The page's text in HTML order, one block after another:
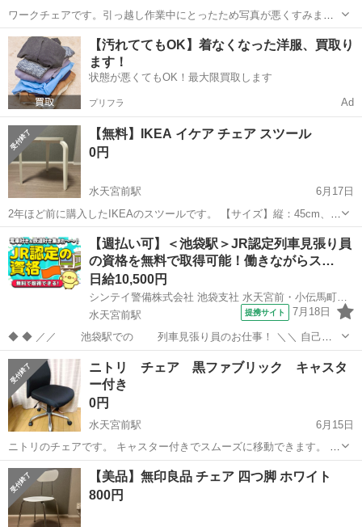
ワークチェアです。引っ越し作業中にとったため写真が悪くすみませ
ん。
東京 江東区 水天宮前駅 椅子
【汚れててもOK】着なくなった洋服、買取り
ます！
状態が悪くてもOK！最大限買取します
プリフラ Ad
【無料】IKEA イケア チェア スツール
0円
水天宮前駅
6月17日
2年ほど前に購入したIKEAのスツールです。 【サイズ】縦：45cm、
横：36cm （大体の目安として参考にして下さい。） 【傷などの状
態】1箇所小さな傷があります。 お写真3枚目、5枚目をご確認くださ
い。 【アピールポイン...
東京 中央区 水天宮前駅 椅子
【週払い可】＜池袋駅＞JR認定列車見張り員
の資格を無料で取得可能！働きながらス…
日給10,500円
シンテイ警備株式会社 池袋支社 水天宮前・小伝馬町・銀座一丁目(24)エリア/A3203200108
水天宮前駅
提携サイト 7月18日
◆ ◆ ／／ 池袋駅での 列車見張り員のお仕事！ ＼＼ 自己負
担０で資格を取得しよう！ 未経験からプロの「列車見張り員」に なり
ませんか？ ※資格取得までは 交通誘導などのお仕事をお願いしま
す※ 資格を...
東京 中央区 水天宮前駅 警備員
ニトリ チェア 黒ファブリック キャスタ
ー付き
0円
水天宮前駅
6月15日
ニトリのチェアです。 キャスター付きでスムーズに移動できます。 上
下に高さが調整できます。 黒のファブリックに破れや剥がれ、こすれ
などはありません。 脚のシルバーメッキの部分に、ところどころ小さ
い錆が出ています。 ...
東京 中央区 水天宮前駅 椅子 キャスター
【美品】無印良品 チェア 四つ脚 ホワイト
800円